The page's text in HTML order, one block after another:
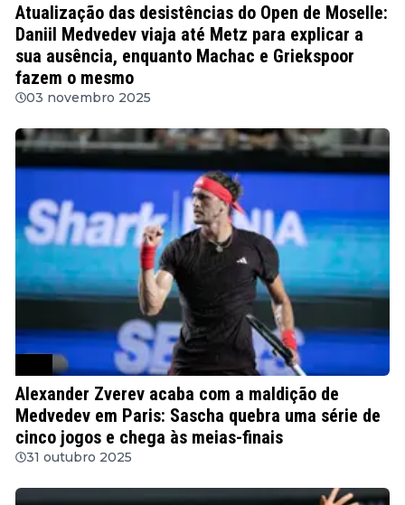
Atualização das desistências do Open de Moselle:
Daniil Medvedev viaja até Metz para explicar a
sua ausência, enquanto Machac e Griekspoor
fazem o mesmo
03 novembro 2025
Alexander Zverev acaba com a maldição de
Medvedev em Paris: Sascha quebra uma série de
cinco jogos e chega às meias-finais
31 outubro 2025